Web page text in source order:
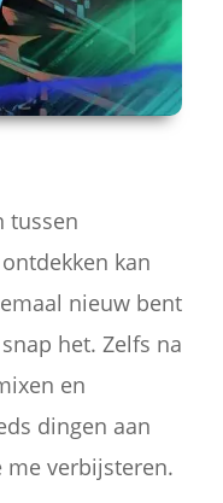
tussen
kan
nieuw bent
het. Zelfs na
en
dingen aan
me verbijsteren.